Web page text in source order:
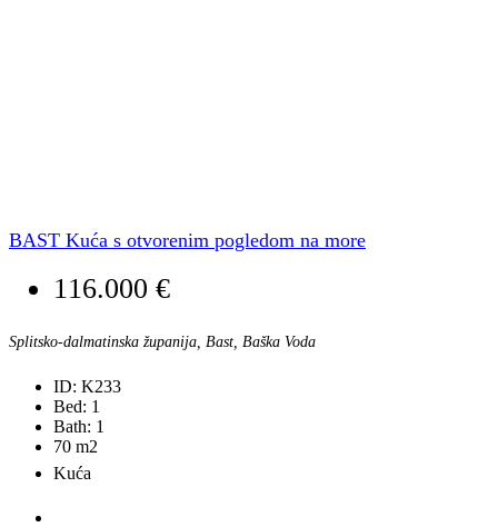
BAST Kuća s otvorenim pogledom na more
116.000 €
Splitsko-dalmatinska županija, Bast, Baška Voda
ID: K233
Bed: 1
Bath: 1
70 m2
Kuća